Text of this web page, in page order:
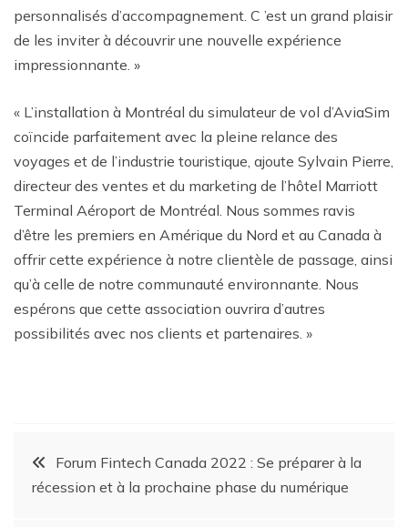
personnalisés d’accompagnement. C ’est un grand plaisir
de les inviter à découvrir une nouvelle expérience
impressionnante. »
« L’installation à Montréal du simulateur de vol d’AviaSim
coïncide parfaitement avec la pleine relance des
voyages et de l’industrie touristique, ajoute Sylvain Pierre,
directeur des ventes et du marketing de l’hôtel Marriott
Terminal Aéroport de Montréal. Nous sommes ravis
d’être les premiers en Amérique du Nord et au Canada à
offrir cette expérience à notre clientèle de passage, ainsi
qu’à celle de notre communauté environnante. Nous
espérons que cette association ouvrira d’autres
possibilités avec nos clients et partenaires. »
Forum Fintech Canada 2022 : Se préparer à la
récession et à la prochaine phase du numérique